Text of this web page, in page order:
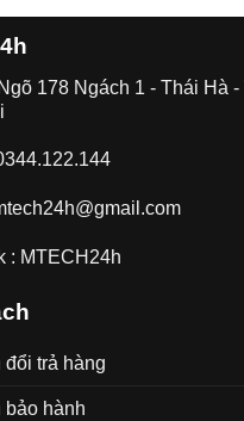
178 Ngách 1 - Thái Hà
: MTECH24h
trả hàng
bảo hành